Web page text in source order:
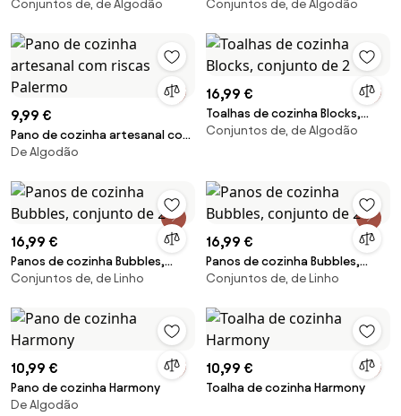
conjunto de 2
Conjuntos de, de Algodão
conjunto de 2
Conjuntos de, de Algodão
9,99 €
Pano de cozinha artesanal com
riscas Palermo
De Algodão
16,99 €
Toalhas de cozinha Blocks,
conjunto de 2
Conjuntos de, de Algodão
16,99 €
Panos de cozinha Bubbles,
conjunto de 2
Conjuntos de, de Linho
16,99 €
Panos de cozinha Bubbles,
conjunto de 2
Conjuntos de, de Linho
10,99 €
Pano de cozinha Harmony
De Algodão
10,99 €
Toalha de cozinha Harmony